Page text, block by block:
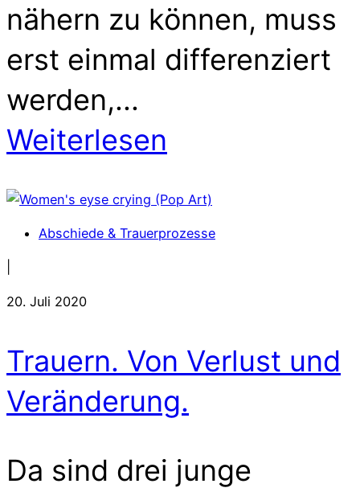
nähern zu können, muss
erst einmal differenziert
werden,...
Weiterlesen
Abschiede & Trauerprozesse
20. Juli 2020
Trauern. Von Verlust und
Veränderung.
Da sind drei junge